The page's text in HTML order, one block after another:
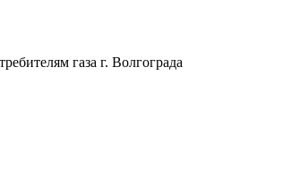
газа г. Волгограда